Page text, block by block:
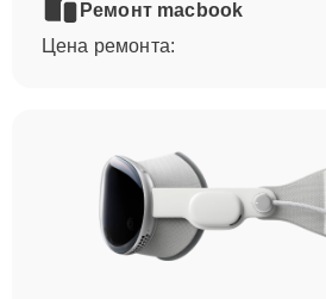
Ремонт macbook
Цена ремонта: